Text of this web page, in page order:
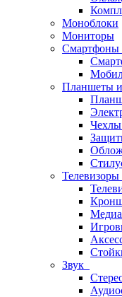
Моноблоки
Мониторы
Смартфоны
Планшеты
Чехлы
Звук